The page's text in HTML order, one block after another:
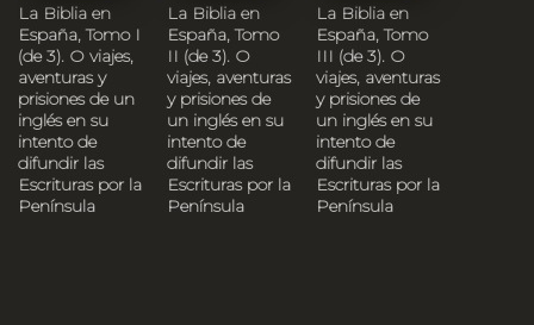
La Biblia en
España, Tomo I
(de 3). O viajes,
aventuras y
prisiones de un
inglés en su
intento de
difundir las
Escrituras por la
Península
La Biblia en
España, Tomo
II (de 3). O
viajes, aventuras
y prisiones de
un inglés en su
intento de
difundir las
Escrituras por la
Península
La Biblia en
España, Tomo
III (de 3). O
viajes, aventuras
y prisiones de
un inglés en su
intento de
difundir las
Escrituras por la
Península